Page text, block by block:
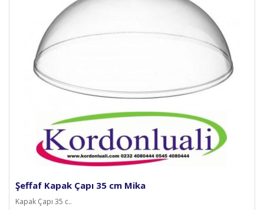
Şeffaf Kapak Çapı 35 cm Mika
Kapak Çapı 35 c..